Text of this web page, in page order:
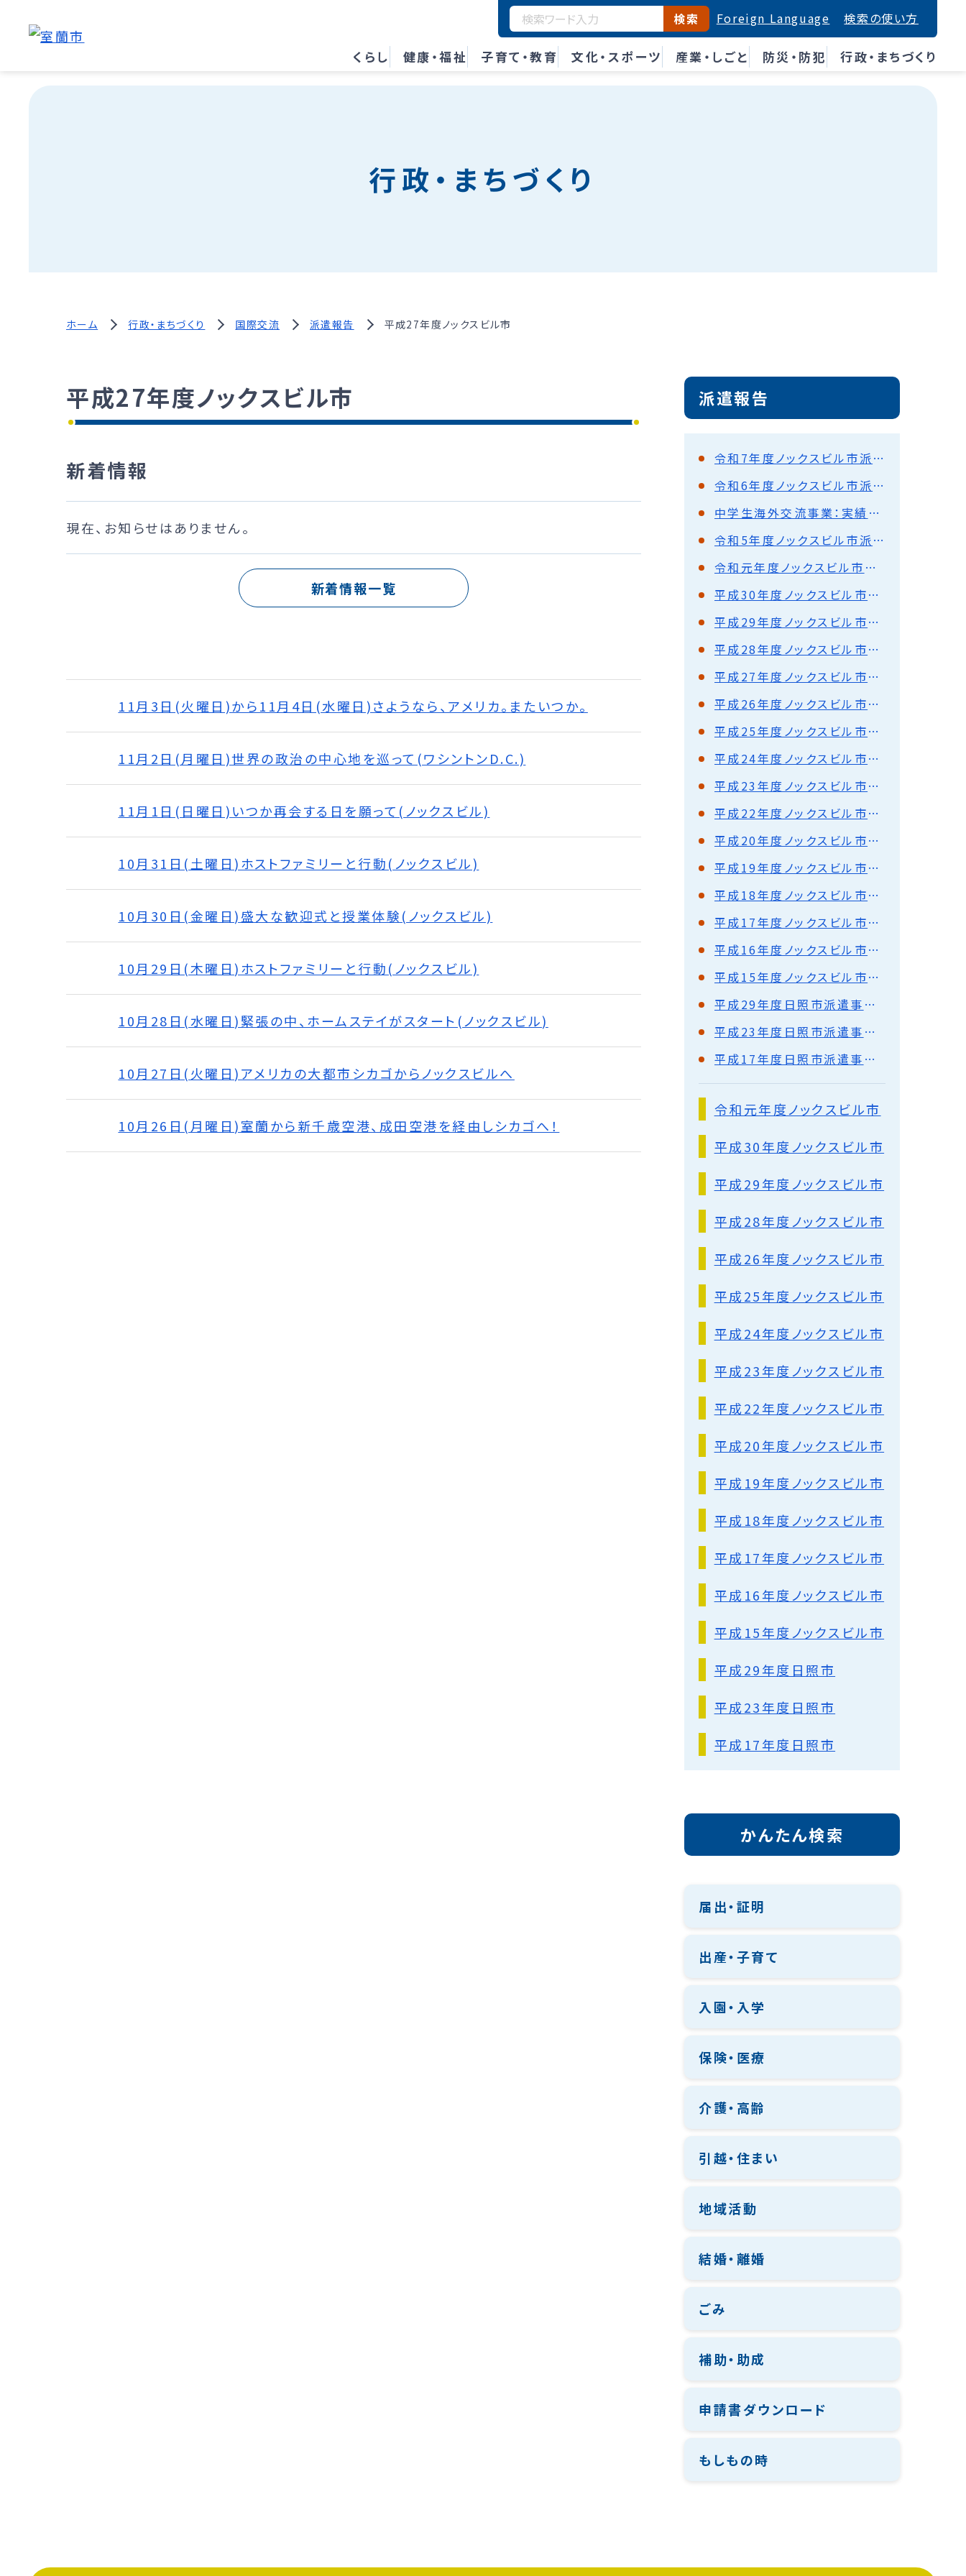
くらし 健康・福祉 子育て・教育 文化・スポーツ 産業・しごと 防災・防犯 行政・まちづくり
検索 Foreign Language 検索の使い方
行政・まちづくり
ホーム 行政・まちづくり 国際交流 派遣報告 平成27年度ノックスビル市
平成27年度ノックスビル市
新着情報
現在、お知らせはありません。
新着情報一覧
11月3日(火曜日)から11月4日(水曜日)さようなら、アメリカ。またいつか。
11月2日(月曜日)世界の政治の中心地を巡って(ワシントンD.C.)
11月1日(日曜日)いつか再会する日を願って(ノックスビル)
10月31日(土曜日)ホストファミリーと行動(ノックスビル)
10月30日(金曜日)盛大な歓迎式と授業体験(ノックスビル)
10月29日(木曜日)ホストファミリーと行動(ノックスビル)
10月28日(水曜日)緊張の中、ホームステイがスタート(ノックスビル)
10月27日(火曜日)アメリカの大都市シカゴからノックスビルへ
10月26日(月曜日)室蘭から新千歳空港、成田空港を経由しシカゴへ！
派遣報告
令和7年度ノックスビル市派遣事業報告
令和6年度ノックスビル市派遣事業報告
中学生海外交流事業：実績・派遣報告
令和5年度ノックスビル市派遣事業報告
令和元年度ノックスビル市派遣事業報告
平成30年度ノックスビル市派遣事業報告
平成29年度ノックスビル市派遣事業報告
平成28年度ノックスビル市派遣事業報告
平成27年度ノックスビル市派遣事業報告
平成26年度ノックスビル市派遣事業報告
平成25年度ノックスビル市派遣事業報告
平成24年度ノックスビル市派遣事業報告
平成23年度ノックスビル市派遣事業報告
平成22年度ノックスビル市派遣事業報告
平成20年度ノックスビル市派遣事業報告
平成19年度ノックスビル市派遣事業報告
平成18年度ノックスビル市派遣事業報告
平成17年度ノックスビル市派遣事業報告
平成16年度ノックスビル市派遣事業報告
平成15年度ノックスビル市派遣事業報告
平成29年度日照市派遣事業報告
平成23年度日照市派遣事業報告
平成17年度日照市派遣事業報告
令和元年度ノックスビル市
平成30年度ノックスビル市
平成29年度ノックスビル市
平成28年度ノックスビル市
平成26年度ノックスビル市
平成25年度ノックスビル市
平成24年度ノックスビル市
平成23年度ノックスビル市
平成22年度ノックスビル市
平成20年度ノックスビル市
平成19年度ノックスビル市
平成18年度ノックスビル市
平成17年度ノックスビル市
平成16年度ノックスビル市
平成15年度ノックスビル市
平成29年度日照市
平成23年度日照市
平成17年度日照市
かんたん検索
届出・証明
出産・子育て
入園・入学
保険・医療
介護・高齢
引越・住まい
地域活動
結婚・離婚
ごみ
補助・助成
申請書ダウンロード
もしもの時